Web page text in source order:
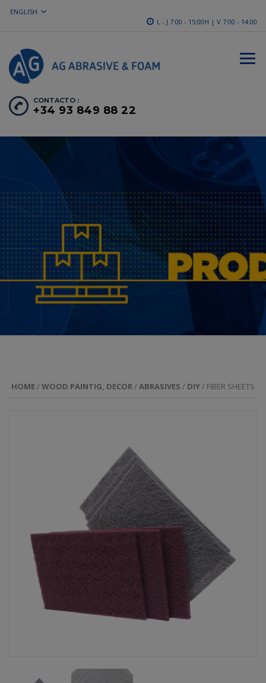
ENGLISH
L - J 7:00 - 15:00H | V 7:00 - 14:00
CONTACTO :
+34 93 849 88 22
HOME /WOOD PAINTIG, DECOR /ABRASIVES / DIY / FIBER SHEETS